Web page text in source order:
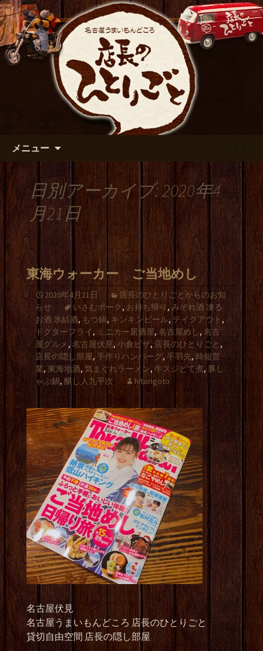
名古屋市伏見の居酒屋【店長の
ひとりごと】のブログ
出張や観光に名古屋めしがおすすめで
す
メニュー
日別アーカイブ: 2020年4
月21日
東海ウォーカー ご当地めし
2020年4月21日
店長のひとりごとからのお知
らせ
いさむポーク, お持ち帰り ,みぞれ酒 凍る
お酒 氷結酒, もつ鍋, キンキンビール, テイクアウト ,
ドクターフライ,ミニカー居酒屋, 名古屋めし,名古
屋グルメ ,名古屋伏見, 小倉ピザ, 店長のひとりごと ,
店長の隠し部屋,手作りハンバーグ, 手羽先, 時短営
業,東海地酒, 気まぐれラーメン, 牛スジどて煮, 豚し
ゃぶ鍋, 醸し人九平次 hitorigoto
名古屋伏見
名古屋うまいもんどころ 店長のひとりごと
貸切自由空間 店長の隠し部屋